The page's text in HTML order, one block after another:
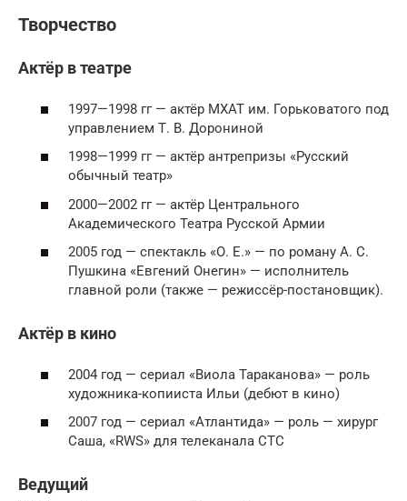
Творчество
Актёр в театре
1997—1998 гг — актёр МХАТ им. Горьковатого под
управлением Т. В. Дорониной
1998—1999 гг — актёр антрепризы «Русский
обычный театр»
2000—2002 гг — актёр Центрального
Академического Театра Русской Армии
2005 год — спектакль «О. Е.» — по роману А. С.
Пушкина «Евгений Онегин» — исполнитель
главной роли (также — режиссёр-постановщик).
Актёр в кино
2004 год — сериал «Виола Тараканова» — роль
художника-копииста Ильи (дебют в кино)
2007 год — сериал «Атлантида» — роль — хирург
Саша, «RWS» для телеканала СТС
Ведущий